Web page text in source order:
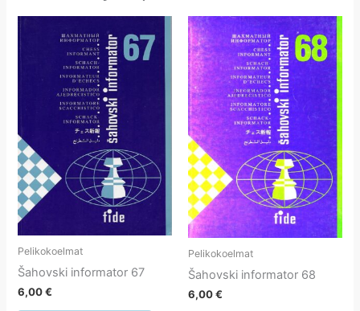
Pelikokoelmat
Šahovski informator 67
6,00€
Pelikokoelmat
Šahovski informator 68
6,00€